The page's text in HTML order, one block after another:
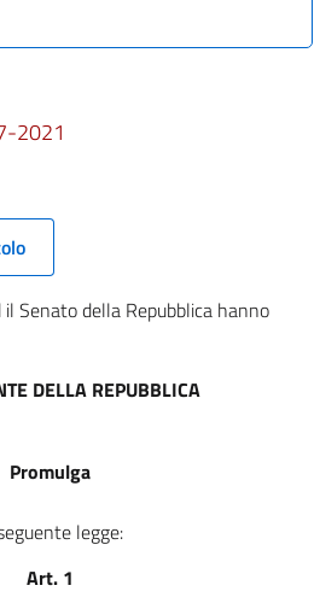
2021
Senato della Repubblica hanno
DELLA REPUBBLICA
Promulga
legge:
Art. 1